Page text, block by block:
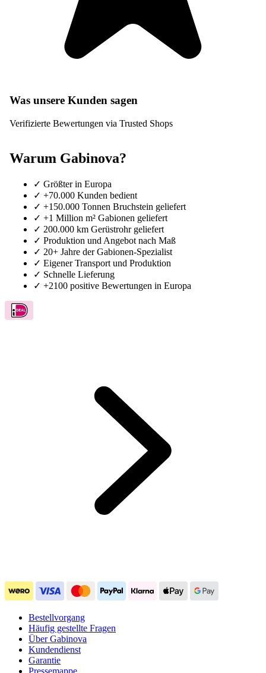
Was unsere Kunden sagen
Verifizierte Bewertungen via Trusted Shops
Warum Gabinova?
✓ Größter in Europa
✓ +70.000 Kunden bedient
✓ +150.000 Tonnen Bruchstein geliefert
✓ +1 Million m² Gabionen geliefert
✓ 200.000 km Gerüstrohr geliefert
✓ Produktion und Angebot nach Maß
✓ 20+ Jahre der Gabionen-Spezialist
✓ Eigener Transport und Produktion
✓ Schnelle Lieferung
✓ +2100 positive Bewertungen in Europa
Bestellvorgang
Häufig gestellte Fragen
Über Gabinova
Kundendienst
Garantie
Pressemappe